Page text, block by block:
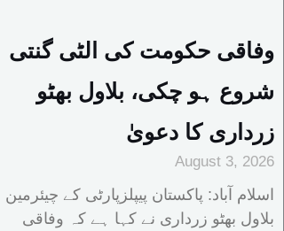
وفاقی حکومت کی الٹی گنتی
شروع ہو چکی، بلاول بھٹو
زرداری کا دعویٰ
August 3, 2026
اسلام آباد: پاکستان پیپلزپارٹی کے چیئرمین
بلاول بھٹو زرداری نے کہا ہے کہ وفاقی